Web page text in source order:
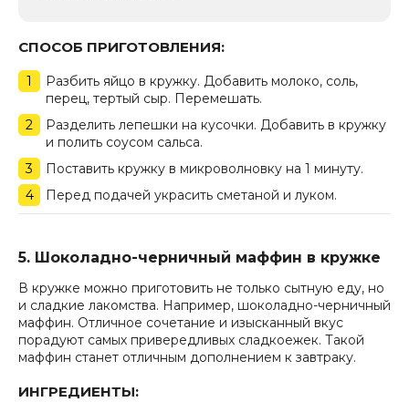
СПОСОБ ПРИГОТОВЛЕНИЯ:
Разбить яйцо в кружку. Добавить молоко, соль,
перец, тертый сыр. Перемешать.
Разделить лепешки на кусочки. Добавить в кружку
и полить соусом сальса.
Поставить кружку в микроволновку на 1 минуту.
Перед подачей украсить сметаной и луком.
5. Шоколадно-черничный маффин в кружке
В кружке можно приготовить не только сытную еду, но
и сладкие лакомства. Например, шоколадно-черничный
маффин. Отличное сочетание и изысканный вкус
порадуют самых привередливых сладкоежек. Такой
маффин станет отличным дополнением к завтраку.
ИНГРЕДИЕНТЫ: